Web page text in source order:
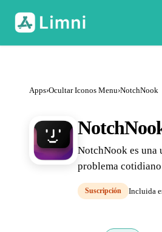
Apps›Ocultar Iconos Menu›NotchNook
NotchNook es una
problema
Suscripción Incluida